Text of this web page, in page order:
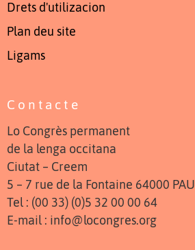
Drets d'utilizacion
Plan deu site
Ligams
Contacte
Lo Congrès permanent
de la lenga occitana
Ciutat – Creem
5 – 7 rue de la Fontaine 64000 PAU
Tel : (00 33) (0)5 32 00 00 64
E-mail : info@locongres.org